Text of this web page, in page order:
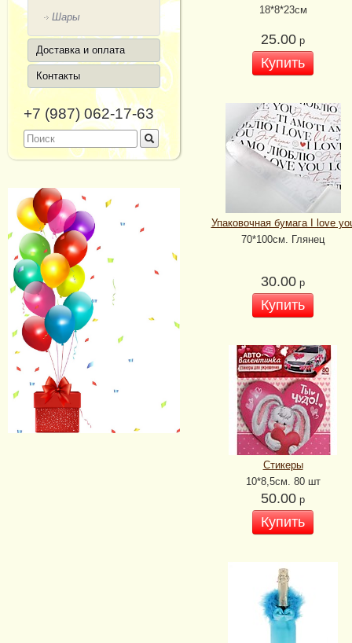
Шары
Доставка и оплата
Контакты
+7 (987) 062-17-63
18*8*23см
25.00 р
Купить
Упаковочная бумага I love
70*100см. Глянец
30.00 р
Купить
Стикеры
10*8,5см. 80 шт
50.00 р
Купить